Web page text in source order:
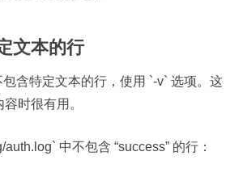
文本的行
含特定文本的行，使用 `-v` 选项。这
时很有用。
中不包含 “success” 的行：